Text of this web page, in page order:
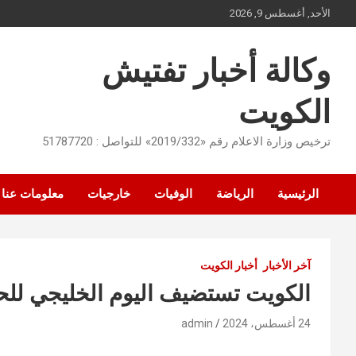
to
الأحد, أغسطس 9, 2026
وكالة أخبار تفتيش
الكويت
ترخيص وزارة الاعلام رقم «2019/332» للتواصل : 51787720
الرئيسية الرياضة الوفيات خارجيات معلومات عنا
آخر الأخبار أخبار الكويت
الكويت تستضيف اليوم الخليجي للحياة
24 أغسطس، 2024 admin